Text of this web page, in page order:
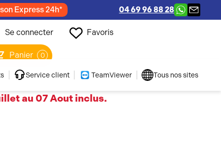
Express 24h* 04 69 96 88 28
Se connecter Favoris
Panier 0
TeamViewer
Service client Tous nos sites
au 07 Aout inclus.